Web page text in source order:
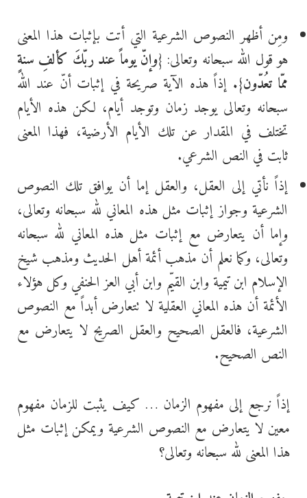
ومِن أظهر النصوص الشرعية التي أتت بإثبات هذا المعنى
هو قول الله سبحانه وتعالى: {وإنّ يوماً عند ربّكَ كألفِ سنةٍ
ممّا تعُدّون}. إذاً هذه الآية صريحة في إثبات أنّ عند الله
سبحانه وتعالى يوجد زمان وتوجد أيام، لكن هذه الأيام
تختلف في المقدار عن تلك الأيام الأرضية، فهذا المعنى
ثابت في النص الشرعي.
إذاً نأتي إلى العقل، والعقل إما أن يوافق تلك النصوص
الشرعية وجواز إثبات مثل هذه المعاني لله سبحانه وتعالى،
وإما أن يتعارض مع إثبات مثل هذه المعاني لله سبحانه
وتعالى، وكما نعلم أن مذهب أئمة أهل الحديث ومذهب شيخ
الإسلام ابن تيمية وابن القيّم وابن أبي العز الحنفي وكل هؤلاء
الأئمة أن هذه المعاني العقلية لا تتعارض أبداً مع النصوص
الشرعية، فالعقل الصحيح والعقل الصريح لا يتعارض مع
النص الصحيح.
إذاً نرجع إلى مفهوم الزمان … كيف يثبت للزمان مفهوم
معين لا يتعارض مع النصوص الشرعية ويمكن إثبات مثل
هذا المعنى لله سبحانه وتعالى؟